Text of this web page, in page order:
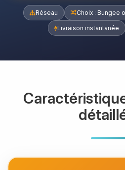
Réseau Choix : Bungee
Livraison instantanée